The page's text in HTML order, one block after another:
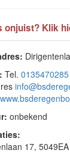
onjuist? Klik
Tel. 0135470285
onbekend
17,